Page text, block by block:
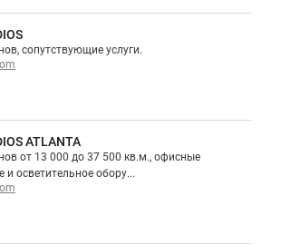
сопутствующие услуги.
ATLANTA
от 13 000 до 37 500 кв.м., офисные
осветительное обору...